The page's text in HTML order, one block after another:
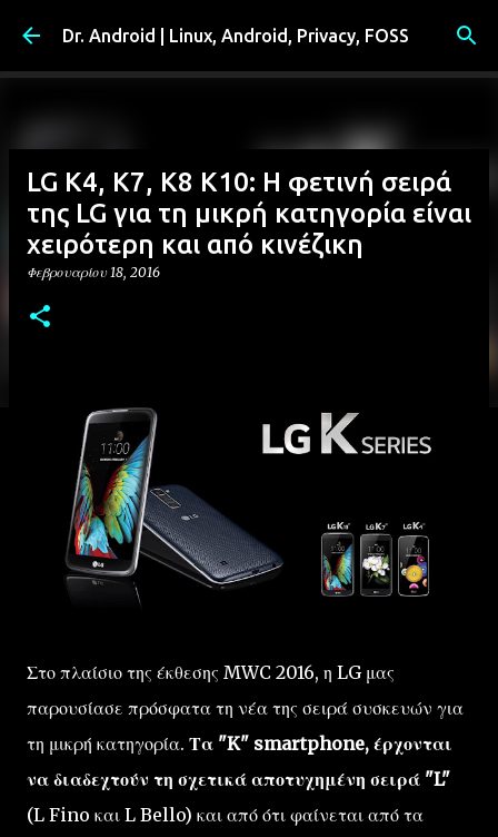
Μετάβαση στο κύριο περιεχόμενο
Dr. Android | Linux, Android, Privacy, FOSS
LG K4, K7, K8 K10: Η φετινή σειρά
της LG για τη μικρή κατηγορία είναι
χειρότερη και από κινέζικη
Φεβρουαρίου 18, 2016
Στο πλαίσιο της έκθεσης MWC 2016, η LG μας
παρουσίασε πρόσφατα τη νέα της σειρά συσκευών για
τη μικρή κατηγορία. Τα "K" smartphone, έρχονται
να διαδεχτούν τη σχετικά αποτυχημένη σειρά "L"
(L Fino και L Bello) και από ότι φαίνεται από τα